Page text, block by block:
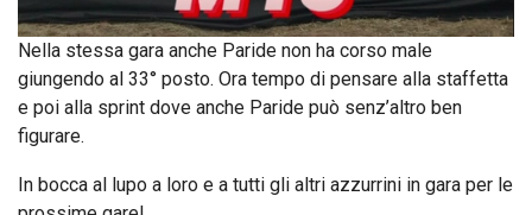
Nella stessa gara anche Paride non ha corso male
giungendo al 33° posto. Ora tempo di pensare alla staffetta
e poi alla sprint dove anche Paride può senz’altro ben
figurare.
In bocca al lupo a loro e a tutti gli altri azzurrini in gara per le